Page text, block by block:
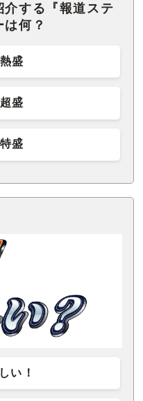
する『報道ステ
何？
盛
盛
盛
い！